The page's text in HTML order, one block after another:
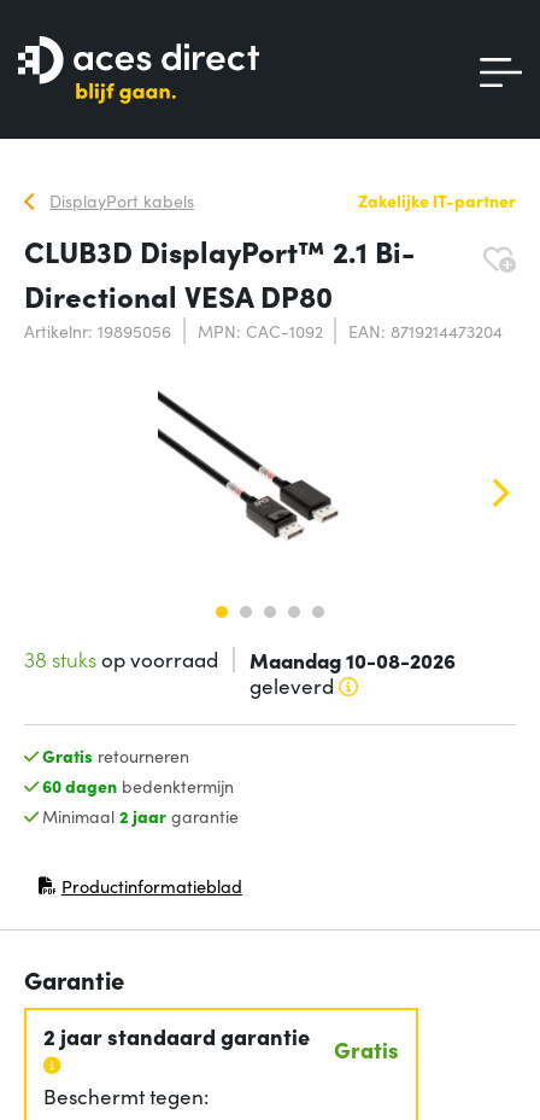
DisplayPort kabels Zakelijke IT-partner
CLUB3D DisplayPort™ 2.1 Bi-
Directional VESA DP80
Artikelnr: 19895056 MPN: CAC-1092 EAN: 8719214473204
38 stuksop voorraad Maandag 10-08-2026
geleverd
Gratis retourneren
60 dagenbedenktermijn
Minimaal 2 jaargarantie
Productinformatieblad
(opent in nieuw venster)
Garantie
2 jaar standaard garantie Gratis
Beschermt tegen: